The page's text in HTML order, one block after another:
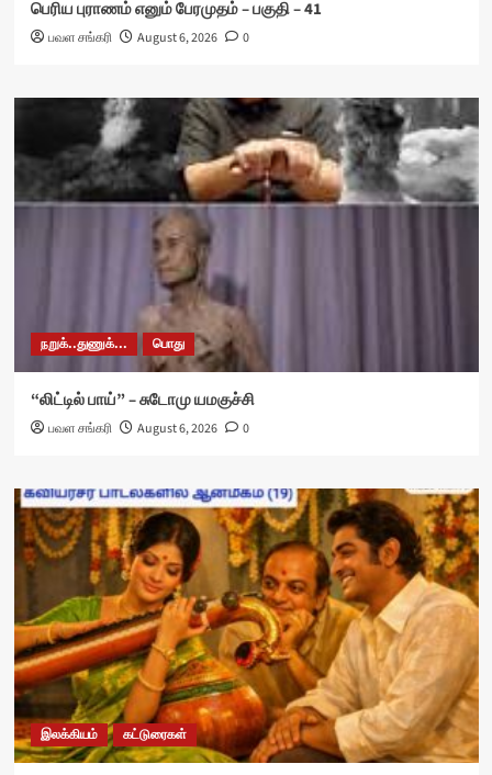
பெரிய புராணம் எனும் பேரமுதம் – பகுதி – 41
பவள சங்கரி August 6, 2026 0
நறுக்..துணுக்... பொது
“லிட்டில் பாய்” – சுடோமு யமகுச்சி
பவள சங்கரி August 6, 2026 0
இலக்கியம் கட்டுரைகள்